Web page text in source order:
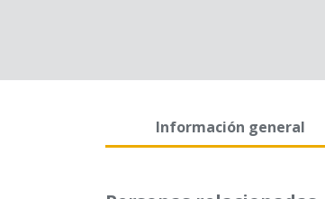
Información general